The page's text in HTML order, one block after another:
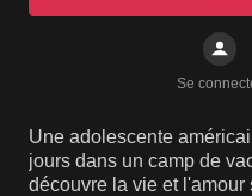
Se
Une adolescente
jours dans un camp de
découvre la vie et l'amour